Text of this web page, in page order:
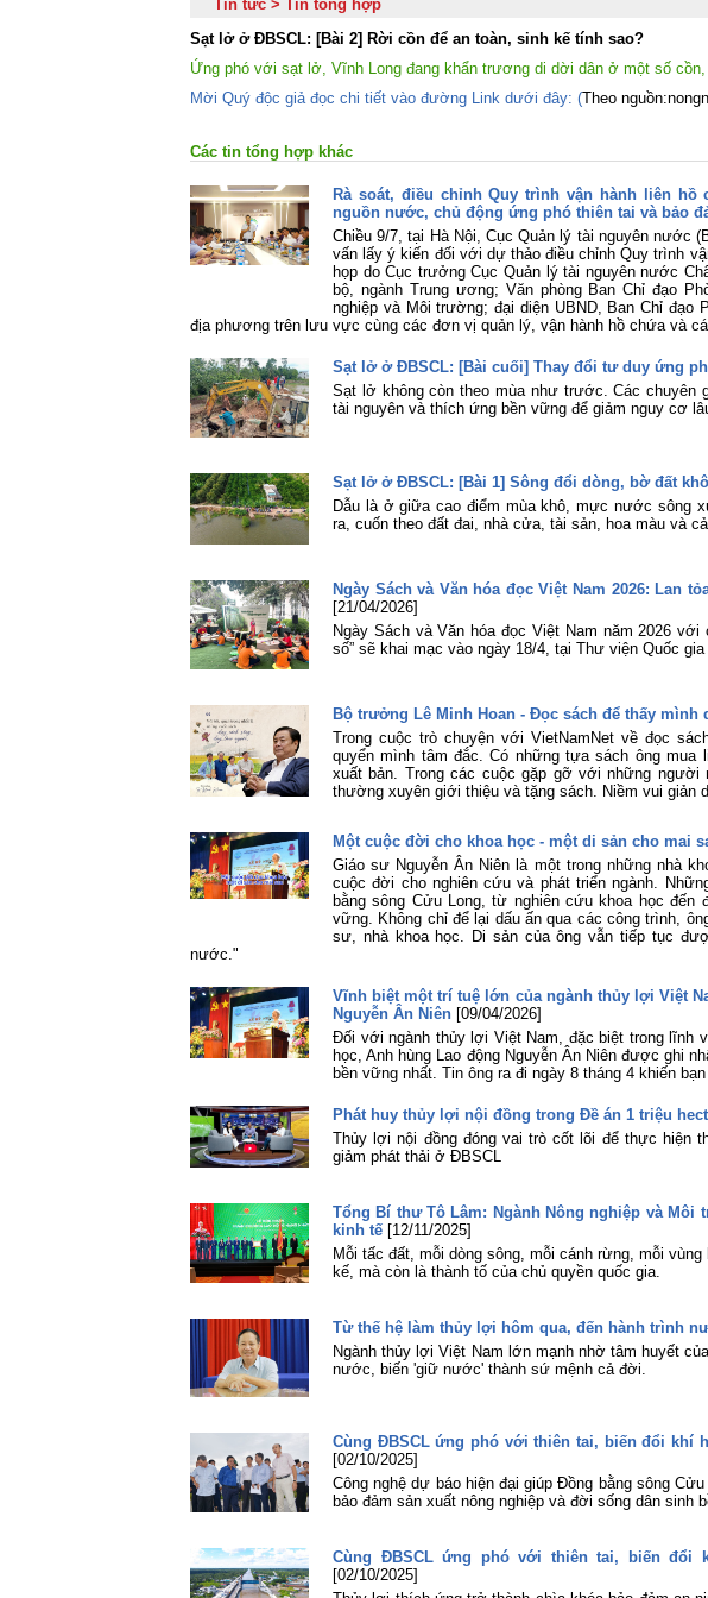
Tin tức > Tin tổng hợp
Sạt lở ở ĐBSCL: [Bài 2] Rời cồn để an toàn, sinh kế tính sao?
Ứng phó với sạt lở, Vĩnh Long đang khẩn trương di dời dân ở một số
Mời Quý độc giả đọc chi tiết vào đường Link dưới đây: (Theo
Các tin tổng hợp khác
Rà soát, điều chỉnh Quy trình vận hành liên
nguồn nước, chủ động ứng phó thiên tai và bảo
Chiều 9/7, tại Hà Nội, Cục Quản lý tài nguyên nước
vấn lấy ý kiến đối với dự thảo điều chỉnh Quy trình
họp do Cục trưởng Cục Quản lý tài nguyên nước
bộ, ngành Trung ương; Văn phòng Ban Chỉ đạo
nghiệp và Môi trường; đại diện UBND, Ban Chỉ
địa phương trên lưu vực cùng các đơn vị quản lý, vận hành hồ chứa và
Sạt lở ở ĐBSCL: [Bài cuối] Thay đổi tư duy ứng
Sạt lở không còn theo mùa như trước. Các chuyên
tài nguyên và thích ứng bền vững để giảm nguy cơ
Sạt lở ở ĐBSCL: [Bài 1] Sông đổi dòng, bờ đất
Dẫu là ở giữa cao điểm mùa khô, mực nước sông
ra, cuốn theo đất đai, nhà cửa, tài sản, hoa màu và
Ngày Sách và Văn hóa đọc Việt Nam 2026: Lan
[21/04/2026]
Ngày Sách và Văn hóa đọc Việt Nam năm 2026
số” sẽ khai mạc vào ngày 18/4, tại Thư viện Quốc
Bộ trưởng Lê Minh Hoan - Đọc sách để thấy mình
Trong cuộc trò chuyện với VietNamNet về đọc
quyển mình tâm đắc. Có những tựa sách ông mua
xuất bản. Trong các cuộc gặp gỡ với những người
thường xuyên giới thiệu và tặng sách. Niềm vui giản
Một cuộc đời cho khoa học - một di sản cho mai
Giáo sư Nguyễn Ân Niên là một trong những nhà
cuộc đời cho nghiên cứu và phát triển ngành.
bằng sông Cửu Long, từ nghiên cứu khoa học
vững. Không chỉ để lại dấu ấn qua các công trình,
sư, nhà khoa học. Di sản của ông vẫn tiếp tục
nước."
Vĩnh biệt một trí tuệ lớn của ngành thủy lợi Việt
Nguyễn Ân Niên [09/04/2026]
Đối với ngành thủy lợi Việt Nam, đặc biệt trong lĩnh
học, Anh hùng Lao động Nguyễn Ân Niên được ghi
bền vững nhất. Tin ông ra đi ngày 8 tháng 4 khiến
Phát huy thủy lợi nội đồng trong Đề án 1 triệu
Thủy lợi nội đồng đóng vai trò cốt lõi để thực hiện
giảm phát thải ở ĐBSCL
Tổng Bí thư Tô Lâm: Ngành Nông nghiệp và
kinh tế [12/11/2025]
Mỗi tấc đất, mỗi dòng sông, mỗi cánh rừng, mỗi
kế, mà còn là thành tố của chủ quyền quốc gia.
Từ thế hệ làm thủy lợi hôm qua, đến hành trình
Ngành thủy lợi Việt Nam lớn mạnh nhờ tâm huyết
nước, biến 'giữ nước' thành sứ mệnh cả đời.
Cùng ĐBSCL ứng phó với thiên tai, biến đổi khí
[02/10/2025]
Công nghệ dự báo hiện đại giúp Đồng bằng sông
bảo đảm sản xuất nông nghiệp và đời sống dân sinh
Cùng ĐBSCL ứng phó với thiên tai, biến
[02/10/2025]